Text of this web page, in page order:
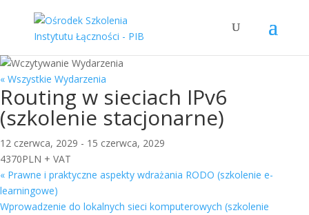
« Wszystkie Wydarzenia
Routing w sieciach IPv6
(szkolenie stacjonarne)
12 czerwca, 2029 - 15 czerwca, 2029
4370PLN + VAT
« Prawne i praktyczne aspekty wdrażania RODO (szkolenie e-
learningowe)
Wprowadzenie do lokalnych sieci komputerowych (szkolenie